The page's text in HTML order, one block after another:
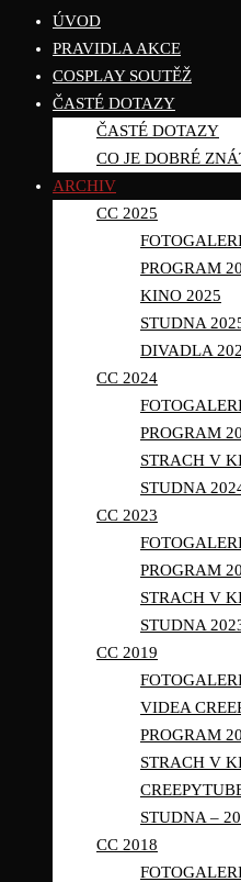
ÚVOD
PRAVIDLA AKCE
COSPLAY SOUTĚŽ
ČASTÉ DOTAZY
ČASTÉ DOTAZY
CO JE DOBRÉ
ARCHIV
CC 2025
PROGRAM
KINO 2025
STUDNA
DIVADLA
CC 2024
PROGRAM
STRACH V
STUDNA
CC 2023
PROGRAM
STRACH V
STUDNA
CC 2019
VIDEA
PROGRAM
STRACH V
STUDNA –
CC 2018